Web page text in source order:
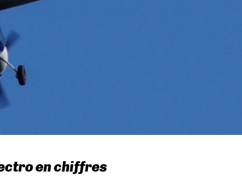
en chiffres